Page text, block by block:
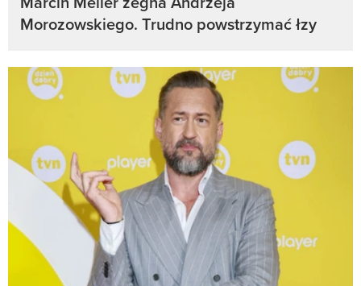
Morozowskiego. Trudno powstrzymać łzy